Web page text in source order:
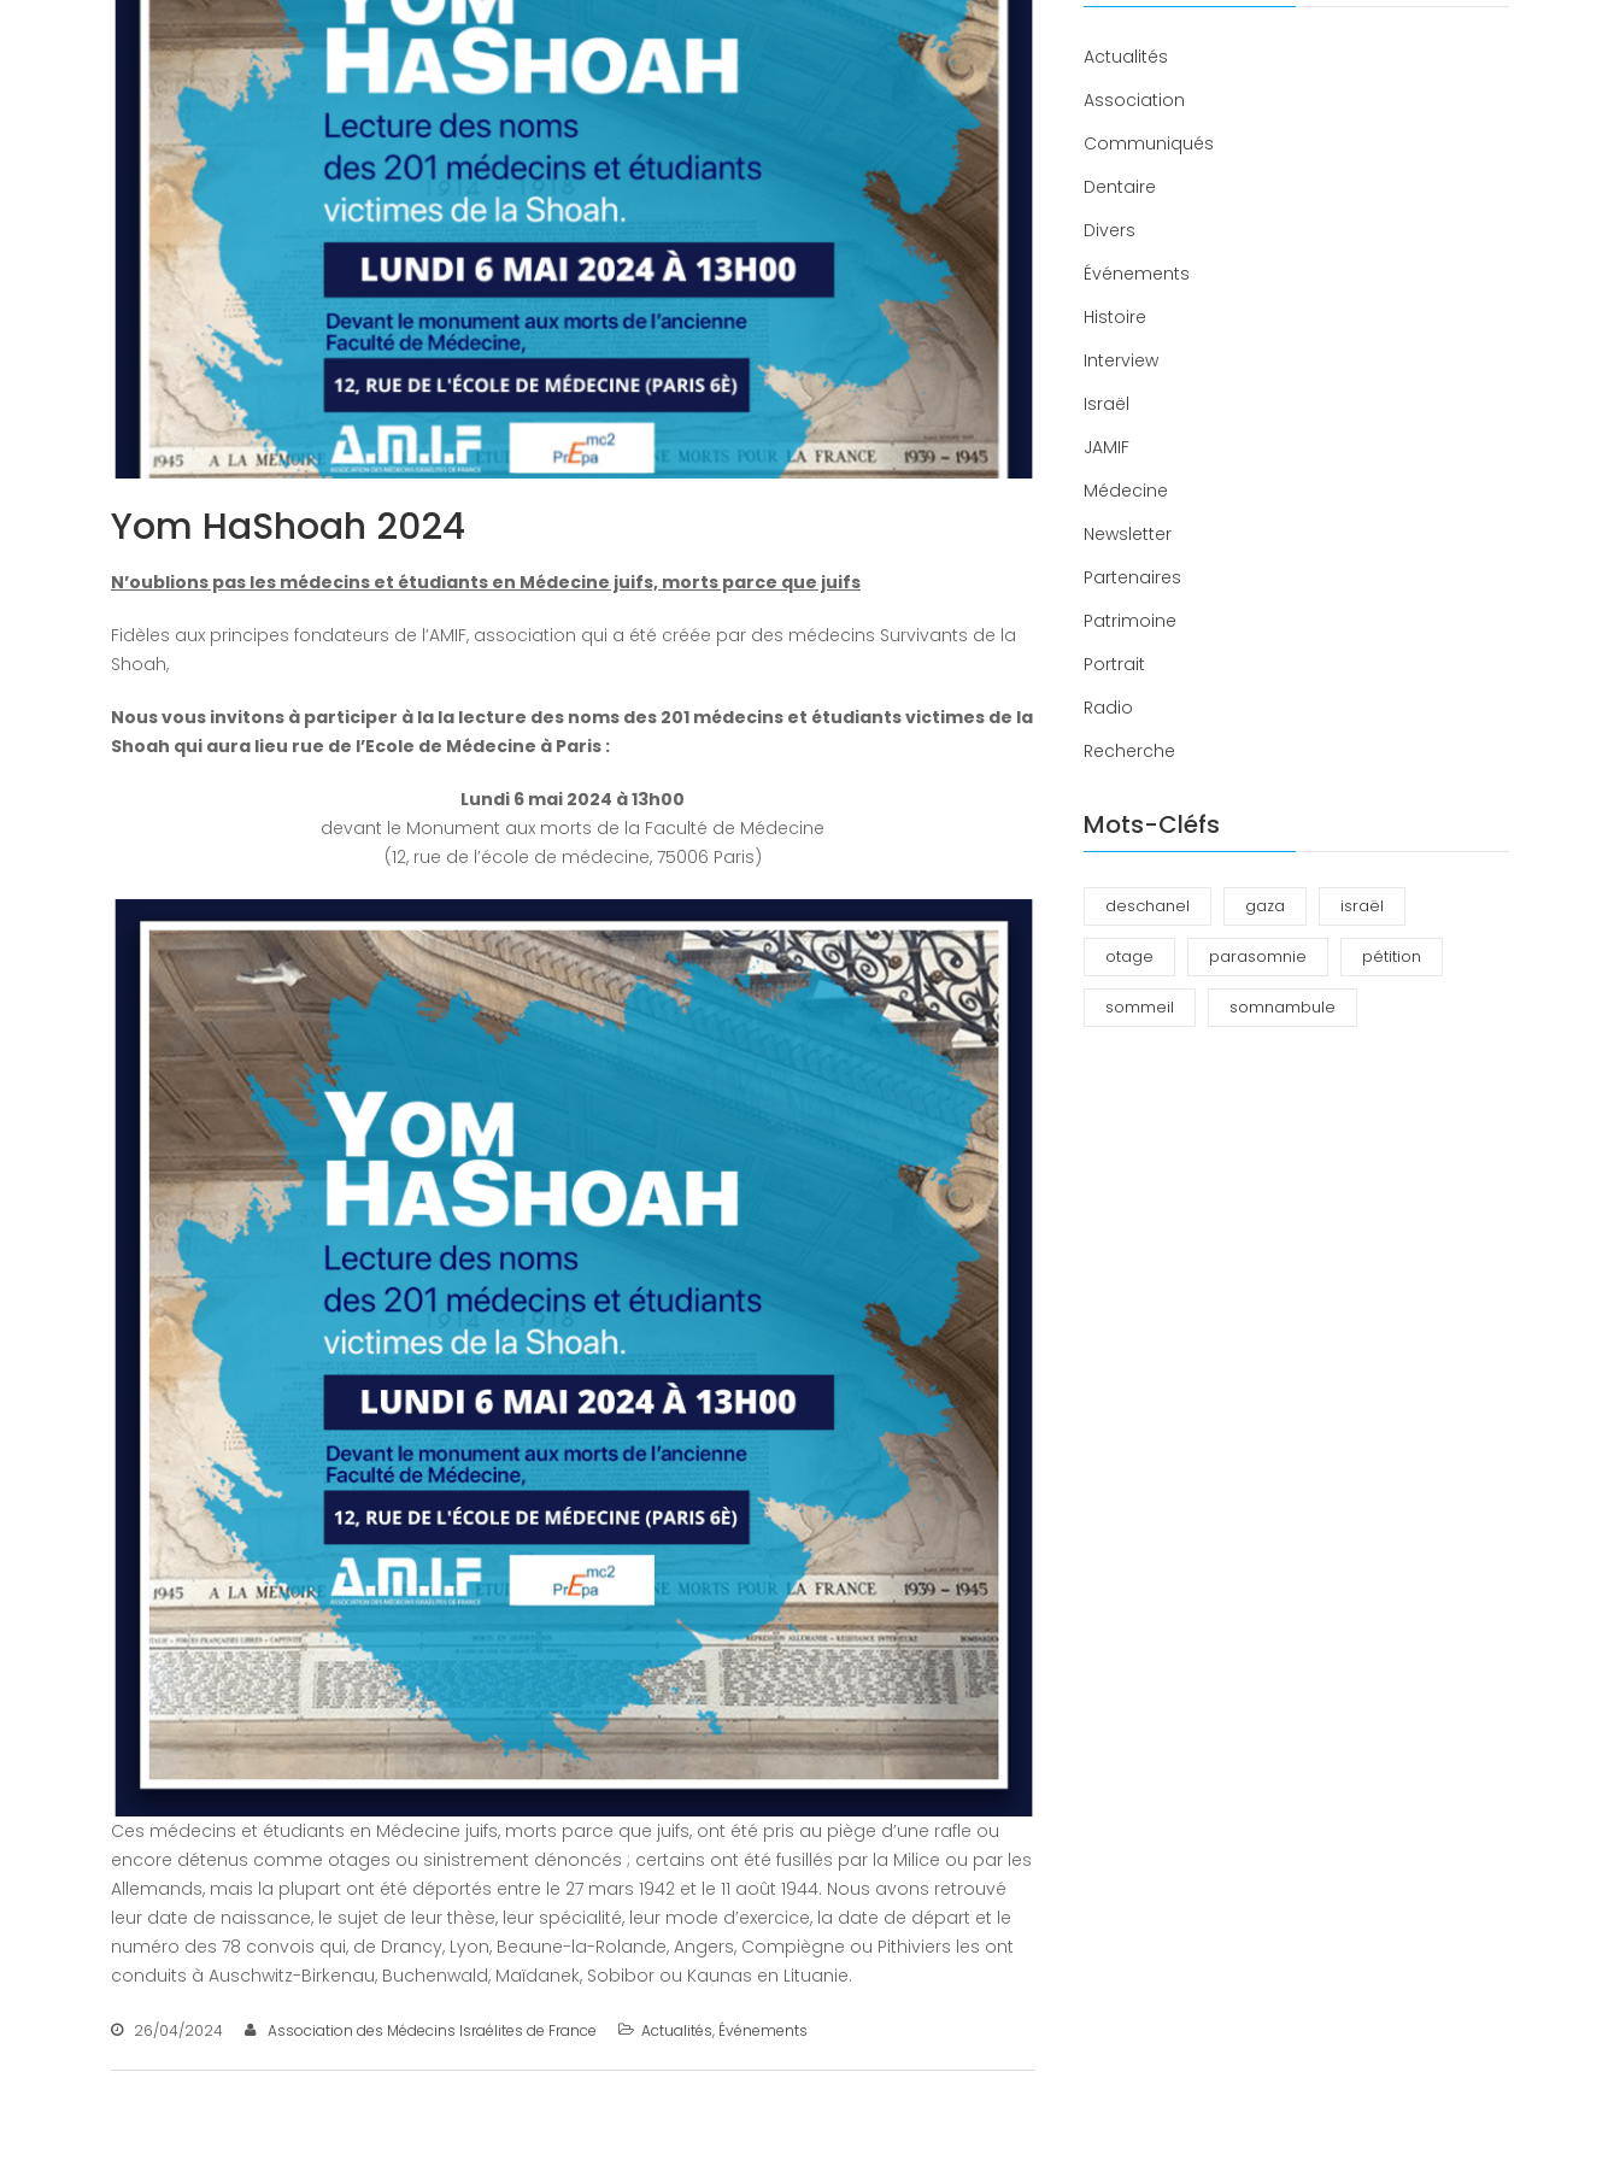
Yom HaShoah 2024
N’oublions pas les médecins et étudiants en Médecine juifs, morts parce que juifs
Fidèles aux principes fondateurs de l’AMIF, association qui a été créée par des médecins Survivants de la
Shoah,
Nous vous invitons à participer à la la lecture des noms des 201 médecins et étudiants victimes de la
Shoah qui aura lieu rue de l’Ecole de Médecine à Paris :
Lundi 6 mai 2024 à 13h00
devant le Monument aux morts de la Faculté de Médecine
(12, rue de l’école de médecine, 75006 Paris)
Ces médecins et étudiants en Médecine juifs, morts parce que juifs, ont été pris au piège d’une rafle ou
encore détenus comme otages ou sinistrement dénoncés ; certains ont été fusillés par la Milice ou par les
Allemands, mais la plupart ont été déportés entre le 27 mars 1942 et le 11 août 1944. Nous avons retrouvé
leur date de naissance, le sujet de leur thèse, leur spécialité, leur mode d’exercice, la date de départ et le
numéro des 78 convois qui, de Drancy, Lyon, Beaune-la-Rolande, Angers, Compiègne ou Pithiviers les ont
conduits à Auschwitz-Birkenau, Buchenwald, Maïdanek, Sobibor ou Kaunas en Lituanie.
26/04/2024 Association des Médecins Israélites de France Actualités, Événements
Actualités
Association
Communiqués
Dentaire
Divers
Événements
Histoire
Interview
Israël
JAMIF
Médecine
Newsletter
Partenaires
Patrimoine
Portrait
Radio
Recherche
Mots-Cléfs
deschanel gaza israël
otage parasomnie pétition
sommeil somnambule